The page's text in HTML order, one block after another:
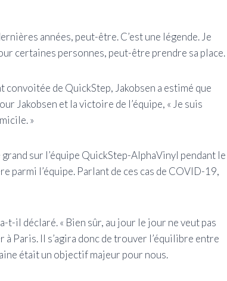
années, peut-être. C’est une légende. Je
certaines personnes, peut-être prendre sa place.
de QuickStep, Jakobsen a estimé que
Jakobsen et la victoire de l’équipe, « Je suis
»
sur l’équipe QuickStep-AlphaVinyl pendant le
parmi l’équipe. Parlant de ces cas de COVID-19,
t-il déclaré. « Bien sûr, au jour le jour ne veut pas
Paris. Il s’agira donc de trouver l’équilibre entre
était un objectif majeur pour nous.